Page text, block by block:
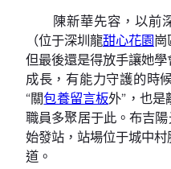
陳新華先容，以前深
（位于深圳龍甜心花園崗
但最後還是得放手讓她
成長，有能力守護的時
“關包養留言板外”，也
職員多聚居于此。布吉
始發站，站場位于城中
道。